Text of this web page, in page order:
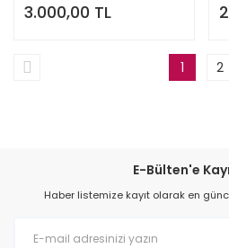
3.000,00 TL
1 2
E-Bülten'e
Haber listemize kayıt olarak en